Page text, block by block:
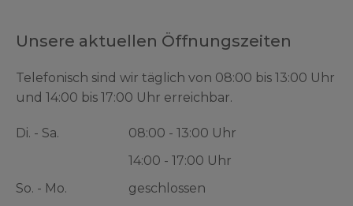
Unsere aktuellen Öffnungszeiten
Telefonisch sind wir täglich von 08:00 bis 13:00 Uhr
und 14:00 bis 17:00 Uhr erreichbar.
Di. - Sa.
08:00 - 13:00 Uhr
14:00 - 17:00 Uhr
So. - Mo.
geschlossen